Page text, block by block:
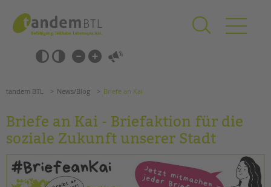
springen
Barrierefrei-
Einstellungen
überspringen
überspringen
SCHULE & GANZTAG
Oberschulen
Förderzentren
tandem BTL News/Blog Briefe an Kai
Briefe an Kai - Briefaktion für die
soziale Zukunft unserer Stadt